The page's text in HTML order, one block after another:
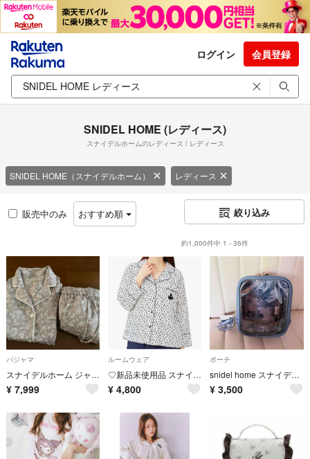
ログイン 会員登録
SNIDEL HOME (レディース)
スナイデルホームのレディース / レディース
SNIDEL HOME（スナイデルホーム） レディース
販売中のみ おすすめ順 絞り込み
約1,000件中 1 - 36件
パジャマ
スナイデルホーム ジャガードサテン 開襟シャツ・ショートパンツ 半袖 短パン セットアップ 上下セット パジャマ ルームウェア
¥ 7,999
ルームウェア
♡新品未使用品 スナイデルホーム Mickey&Minnie開襟プルオーバー♡
¥ 4,800
ポーチ
snidel home スナイデルホーム ぬいポーチ ぬいぐるみポーチ ブルー 推し活 はぴぬい ちびぬい
¥ 3,500